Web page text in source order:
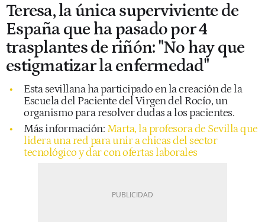
Teresa, la única superviviente de
España que ha pasado por 4
trasplantes de riñón: "No hay que
estigmatizar la enfermedad"
Esta sevillana ha participado en la creación de la
Escuela del Paciente del Virgen del Rocío, un
organismo para resolver dudas a los pacientes.
Más información: Marta, la profesora de Sevilla que
lidera una red para unir a chicas del sector
tecnológico y dar con ofertas laborales